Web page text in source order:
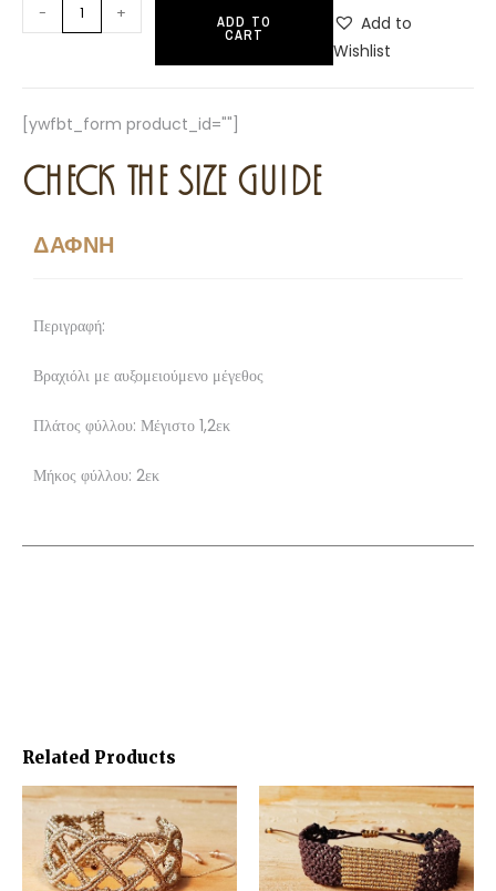
- + ADD TO
CART
Add to
Wishlist
[ywfbt_form product_id=""]
CHECK THE SIZE GUIDE
ΔΑΦΝΗ
Περιγραφή:
Βραχιόλι με αυξομειούμενο μέγεθος
Πλάτος φύλλου: Μέγιστο 1,2εκ
Μήκος φύλλου: 2εκ
Related Products